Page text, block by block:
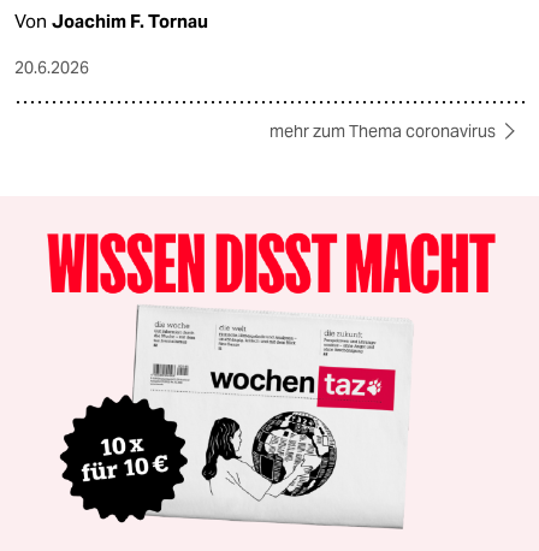
Von Joachim F. Tornau
20.6.2026
mehr zum Thema coronavirus